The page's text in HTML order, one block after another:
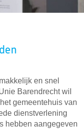
en snel
Barendrecht wil
gemeentehuis van
dienstverlening
hebben aangegeven